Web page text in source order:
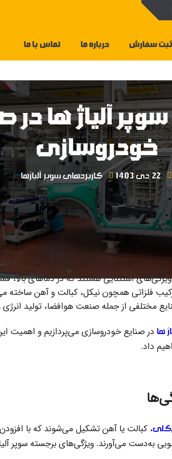
ثبت سفارش درباره ما تماس با ما
آلیاژ ها در
خودروسازی
22 دی 1403 کاربردهای سوپر آلیاژها
با ویژگی‌های استثنایی هستند که در دماهای
ترکیب فلزاتی همچون نیکل، کبالت و آهن ساخته
مختلفی از جمله صنعت هوافضا، تولید
ها در صنایع خودروسازی می‌پردازیم و اهمیت
داد.
، کبالت یا آهن تشکیل می‌شوند که با
به‌دست می‌آورند. ویژگی‌های برجسته سوپر آلیاژ